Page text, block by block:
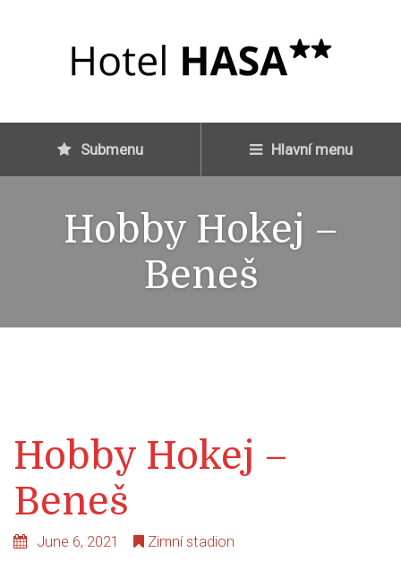
Submenu Hlavní menu
Hobby Hokej –
Beneš
Hobby Hokej –
Beneš
June 6, 2021 Zimní stadion